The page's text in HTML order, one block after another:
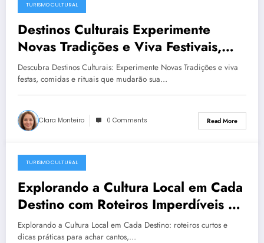
December 23, 2025
TURISMO CULTURAL
Destinos Culturais Experimente
Novas Tradições e Viva Festivais,
Gastronomia e Rituais Locais
Inesquecíveis
Descubra Destinos Culturais: Experimente Novas Tradições e viva
festas, comidas e rituais que mudarão sua…
Clara Monteiro 0 Comments Read More
December 23, 2025
TURISMO CULTURAL
Explorando a Cultura Local em Cada
Destino com Roteiros Imperdíveis e
Dicas Práticas para Turismo Cultural
Explorando a Cultura Local em Cada Destino: roteiros curtos e
dicas práticas para achar cantos,…